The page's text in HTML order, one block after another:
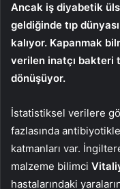
Ancak iş diyabetik
geldiğinde tıp
kalıyor. Kapanmak
verilen inatçı bakteri
dönüşüyor.
İstatistiksel verilere
fazlasında
katmanları var.
malzeme bilimci
hastalarındaki